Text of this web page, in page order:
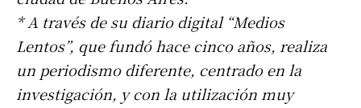
* A través de su diario digital “Medios
Lentos”, que fundó hace cinco años, realiza
un periodismo diferente, centrado en la
investigación, y con la utilización muy